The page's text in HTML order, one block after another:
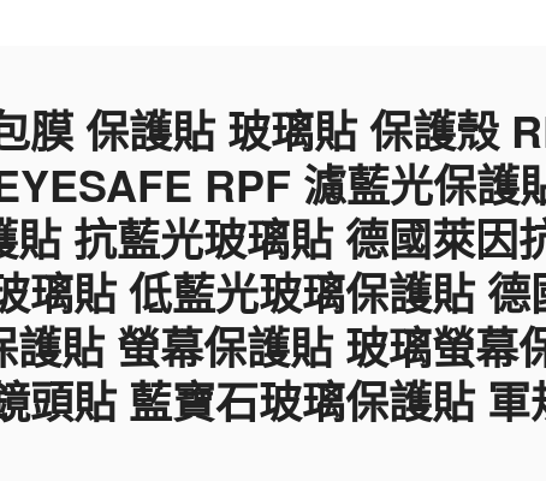
膜 保護貼 玻璃貼 保護殼
RPF 濾藍光保護
貼 抗藍光玻璃貼 德國萊因
璃貼 低藍光玻璃保護貼
護貼 螢幕保護貼 玻璃螢幕
頭貼 藍寶石玻璃保護貼